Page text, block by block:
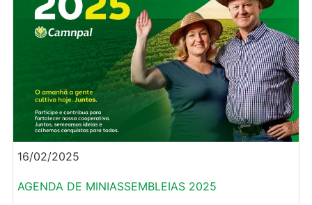
16/02/2025
AGENDA DE MINIASSEMBLEIAS 2025